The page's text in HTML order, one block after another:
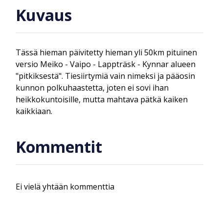
Kuvaus
Tässä hieman päivitetty hieman yli 50km pituinen
versio Meiko - Vaipo - Lappträsk - Kynnar alueen
"pitkiksestä". Tiesiirtymiä vain nimeksi ja pääosin
kunnon polkuhaastetta, joten ei sovi ihan
heikkokuntoisille, mutta mahtava pätkä kaiken
kaikkiaan.
Kommentit
Ei vielä yhtään kommenttia